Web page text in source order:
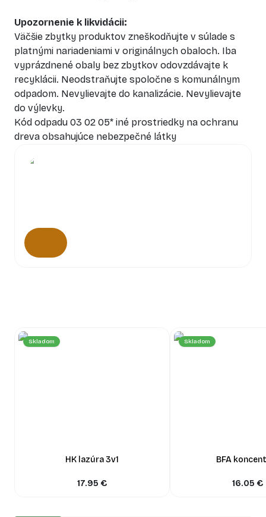
Upozornenie k likvidácii:
Väčšie zbytky produktov zneškodňujte v súlade s
platnými nariadeniami v originálnych obaloch. Iba
vyprázdnené obaly bez zbytkov odovzdávajte k
recyklácii. Neodstraňujte spoločne s komunálnym
odpadom. Nevylievajte do kanalizácie. Nevylievajte
do výlevky.
Kód odpadu 03 02 05* iné prostriedky na ochranu
dreva obsahujúce nebezpečné látky
Skladom
HK lazúra 3v1
17.95 €
Skladom
BFA
16.05 €